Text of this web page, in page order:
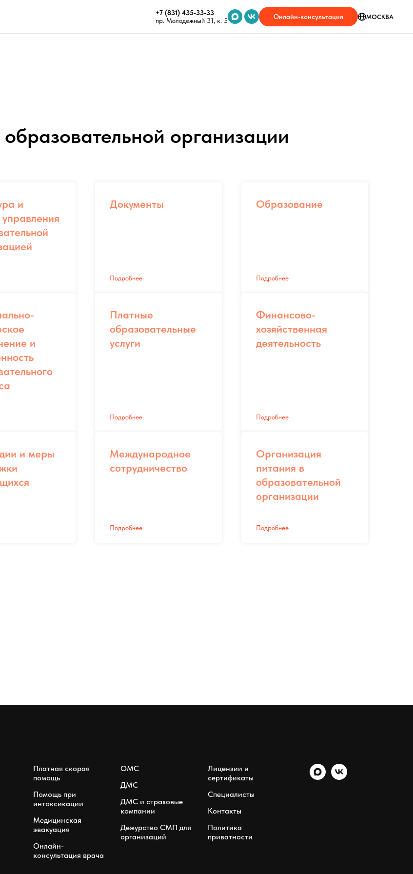
+7 (831) 435-33-33
пр. Молодежный 31, к. 5
Онлайн-консультация МОСКВА
организации
и
Документы
Подробнее
Образование
Подробнее
и
Платные
образовательные
услуги
Подробнее
Финансово-
хозяйственная
деятельность
Подробнее
и меры
Международное
сотрудничество
Подробнее
Организация
питания в
образовательной
организации
Подробнее
Платная скорая
помощь
Помощь при
интоксикации
Медицинская
эвакуация
Онлайн-
консультация врача
ОМС
ДМС
ДМС и страховые
компании
Дежурство СМП для
организаций
Лицензии и
сертификаты
Специалисты
Контакты
Политика
приватности